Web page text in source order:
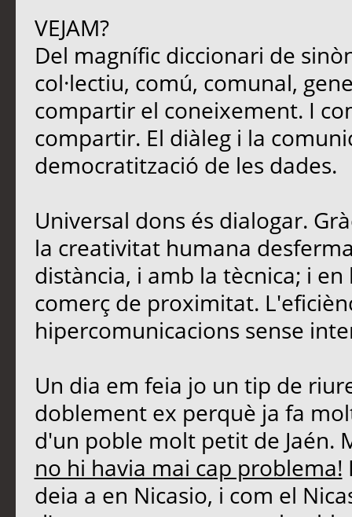
VEJAM?
Del magnífic diccionari de
col·lectiu, comú, comunal,
compartir el coneixement. I
compartir. El diàleg i la
democratització de les dades.
Universal dons és dialogar.
la creativitat humana
distància, i amb la tècnica; i
comerç de proximitat.
hipercomunicacions sense
Un dia em feia jo un tip de
doblement ex perquè ja fa
d'un poble molt petit de Jaén.
no hi havia mai cap problema!
deia a en Nicasio, i com el